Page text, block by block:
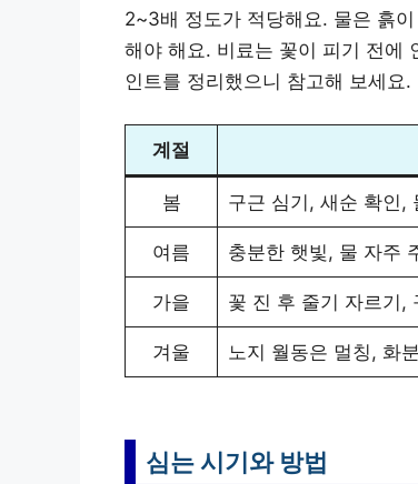
2~3배 정도가 적당해요. 물은 흙
해야 해요. 비료는 꽃이 피기 전에
인트를 정리했으니 참고해 보세요.
계절
봄 구근 심기, 새순 확인,
여름 충분한 햇빛, 물 자주
가을 꽃 진 후 줄기 자르기,
겨울 노지 월동은 멀칭, 화
심는 시기와 방법